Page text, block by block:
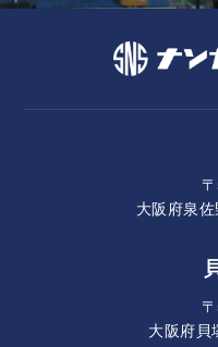
大阪府泉
大阪府貝